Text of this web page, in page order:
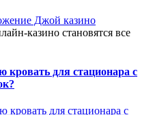
казино становятся все
для стационара с